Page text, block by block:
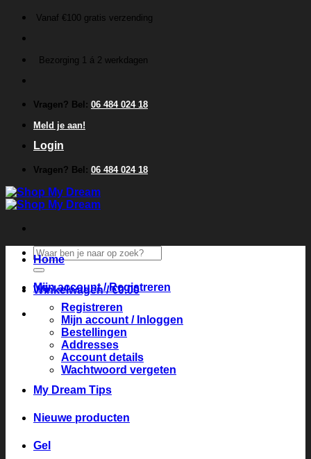
inhoud
Vanaf €100 gratis verzending
Bezorging 1 á 2 werkdagen
Vragen? Bel: 06 484 024 18
Meld je aan!
Login
Vragen? Bel: 06 484 024 18
Zoeken
naar:
Winkelwagen /€0.00
Home
Mijn account / Registreren
Registreren
Mijn account / Inloggen
Bestellingen
Addresses
Account details
Wachtwoord vergeten
My Dream Tips
Nieuwe producten
Gel